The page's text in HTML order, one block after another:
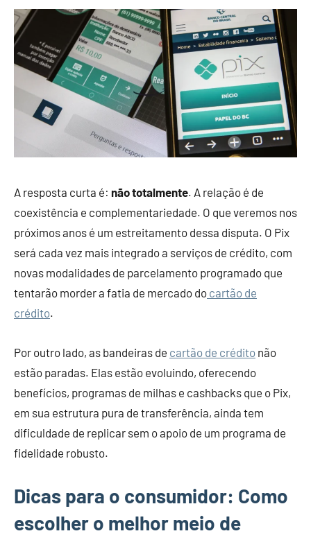
A resposta curta é: não totalmente. A relação é de
coexistência e complementariedade. O que veremos nos
próximos anos é um estreitamento dessa disputa. O Pix
será cada vez mais integrado a serviços de crédito, com
novas modalidades de parcelamento programado que
tentarão morder a fatia de mercado do cartão de
crédito.
Por outro lado, as bandeiras de cartão de crédito não
estão paradas. Elas estão evoluindo, oferecendo
benefícios, programas de milhas e cashbacks que o Pix,
em sua estrutura pura de transferência, ainda tem
dificuldade de replicar sem o apoio de um programa de
fidelidade robusto.
Dicas para o consumidor: Como
escolher o melhor meio de